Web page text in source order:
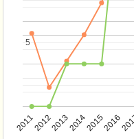
201120122013201420152016
5
5